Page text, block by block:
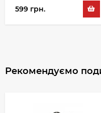
599 грн.
Рекомендуємо